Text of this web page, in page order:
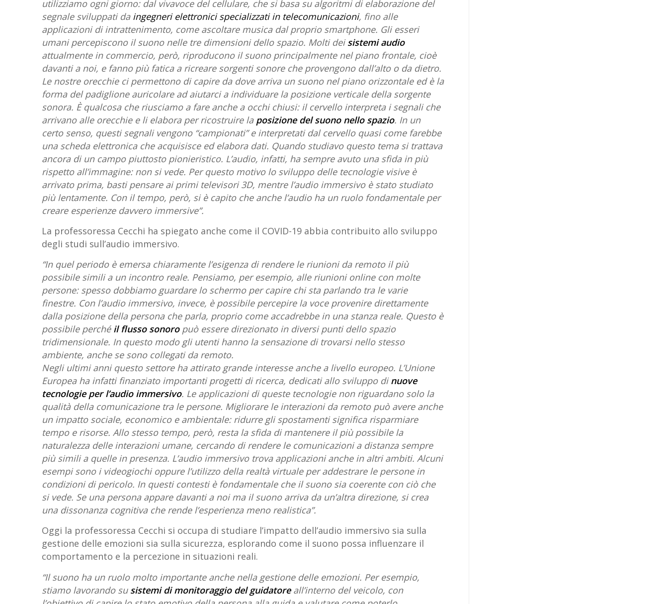
utilizziamo ogni giorno: dal vivavoce del cellulare, che si basa su algoritmi di elaborazione del
segnale sviluppati da ingegneri elettronici specializzati in telecomunicazioni, fino alle
applicazioni di intrattenimento, come ascoltare musica dal proprio smartphone. Gli esseri
umani percepiscono il suono nelle tre dimensioni dello spazio. Molti deisistemi audio
attualmente in commercio, però, riproducono il suono principalmente nel piano frontale, cioè
davanti a noi, e fanno più fatica a ricreare sorgenti sonore che provengono dall’alto o da dietro.
Le nostre orecchie ci permettono di capire da dove arriva un suono nel piano orizzontale ed è la
forma del padiglione auricolare ad aiutarci a individuare la posizione verticale della sorgente
sonora. È qualcosa che riusciamo a fare anche a occhi chiusi: il cervello interpreta i segnali che
arrivano alle orecchie e li elabora per ricostruire la posizione del suono nello spazio. In un
certo senso, questi segnali vengono “campionati” e interpretati dal cervello quasi come farebbe
una scheda elettronica che acquisisce ed elabora dati. Quando studiavo questo tema si trattava
ancora di un campo piuttosto pionieristico. L’audio, infatti, ha sempre avuto una sfida in più
rispetto all’immagine: non si vede. Per questo motivo lo sviluppo delle tecnologie visive è
arrivato prima, basti pensare ai primi televisori 3D, mentre l’audio immersivo è stato studiato
più lentamente. Con il tempo, però, si è capito che anche l’audio ha un ruolo fondamentale per
creare esperienze davvero immersive”.
La professoressa Cecchi ha spiegato anche come il COVID-19 abbia contribuito allo sviluppo
degli studi sull’audio immersivo.
“In quel periodo è emersa chiaramente l’esigenza di rendere le riunioni da remoto il più
possibile simili a un incontro reale. Pensiamo, per esempio, alle riunioni online con molte
persone: spesso dobbiamo guardare lo schermo per capire chi sta parlando tra le varie
finestre. Con l’audio immersivo, invece, è possibile percepire la voce provenire direttamente
dalla posizione della persona che parla, proprio come accadrebbe in una stanza reale. Questo è
possibile perché il flusso sonoropuò essere direzionato in diversi punti dello spazio
tridimensionale. In questo modo gli utenti hanno la sensazione di trovarsi nello stesso
ambiente, anche se sono collegati da remoto.
Negli ultimi anni questo settore ha attirato grande interesse anche a livello europeo. L’Unione
Europea ha infatti finanziato importanti progetti di ricerca, dedicati allo sviluppo dinuove
tecnologie per l’audio immersivo. Le applicazioni di queste tecnologie non riguardano solo la
qualità della comunicazione tra le persone. Migliorare le interazioni da remoto può avere anche
un impatto sociale, economico e ambientale: ridurre gli spostamenti significa risparmiare
tempo e risorse. Allo stesso tempo, però, resta la sfida di mantenere il più possibile la
naturalezza delle interazioni umane, cercando di rendere le comunicazioni a distanza sempre
più simili a quelle in presenza. L’audio immersivo trova applicazioni anche in altri ambiti. Alcuni
esempi sono i videogiochi oppure l’utilizzo della realtà virtuale per addestrare le persone in
condizioni di pericolo. In questi contesti è fondamentale che il suono sia coerente con ciò che
si vede. Se una persona appare davanti a noi ma il suono arriva da un’altra direzione, si crea
una dissonanza cognitiva che rende l’esperienza meno realistica”.
Oggi la professoressa Cecchi si occupa di studiare l’impatto dell’audio immersivo sia sulla
gestione delle emozioni sia sulla sicurezza, esplorando come il suono possa influenzare il
comportamento e la percezione in situazioni reali.
“Il suono ha un ruolo molto importante anche nella gestione delle emozioni. Per esempio,
stiamo lavorando su sistemi di monitoraggio del guidatoreall’interno del veicolo, con